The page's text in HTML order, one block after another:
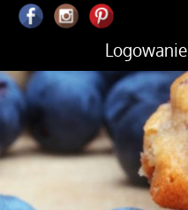
Logowanie